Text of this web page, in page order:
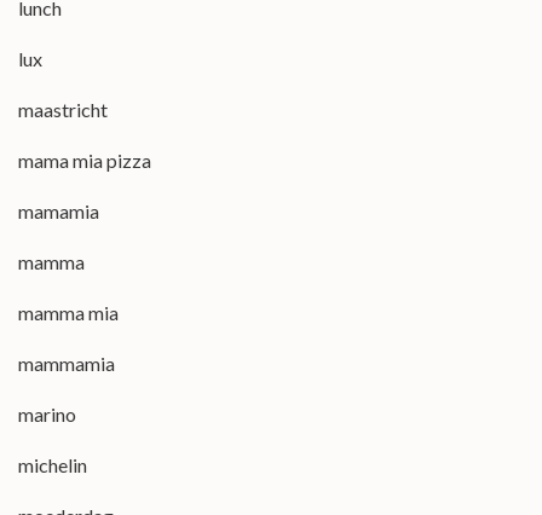
lunch
lux
maastricht
mama mia pizza
mamamia
mamma
mamma mia
mammamia
marino
michelin